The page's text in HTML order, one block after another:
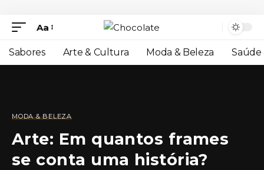
Aa
Sabores Arte & Cultura Moda & Beleza Saúde
MODA & BELEZA
Arte: Em quantos frames
se conta uma história?